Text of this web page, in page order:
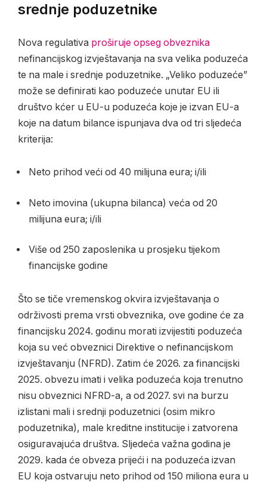
srednje poduzetnike
Nova regulativa proširuje opseg obveznika
nefinancijskog izvještavanja na sva velika poduzeća
te na male i srednje poduzetnike. „Veliko poduzeće”
može se definirati kao poduzeće unutar EU ili
društvo kćer u EU-u poduzeća koje je izvan EU-a
koje na datum bilance ispunjava dva od tri sljedeća
kriterija:
Neto prihod veći od 40 milijuna eura; i/ili
Neto imovina (ukupna bilanca) veća od 20
milijuna eura; i/ili
Više od 250 zaposlenika u prosjeku tijekom
financijske godine
Što se tiče vremenskog okvira izvještavanja o
održivosti prema vrsti obveznika, ove godine će za
financijsku 2024. godinu morati izvijestiti poduzeća
koja su već obveznici Direktive o nefinancijskom
izvještavanju (NFRD). Zatim će 2026. za financijski
2025. obvezu imati i velika poduzeća koja trenutno
nisu obveznici NFRD-a, a od 2027. svi na burzu
izlistani mali i srednji poduzetnici (osim mikro
poduzetnika), male kreditne institucije i zatvorena
osiguravajuća društva. Sljedeća važna godina je
2029. kada će obveza prijeći i na poduzeća izvan
EU koja ostvaruju neto prihod od 150 miliona eura u